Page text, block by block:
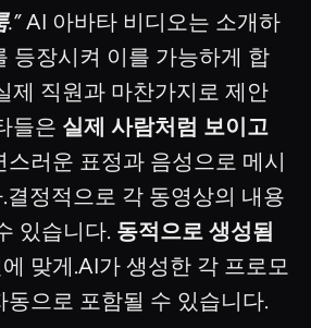
.”AI 아바타 비디오는 소개하
등장시켜 이를 가능하게 합
제 직원과 마찬가지로 제안
들은 실제 사람처럼 보이고
스러운 표정과 음성으로 메시
결정적으로 각 동영상의 내용
있습니다. 동적으로 생성됨
맞게.AI가 생성한 각 프로모
동으로 포함될 수 있습니다.